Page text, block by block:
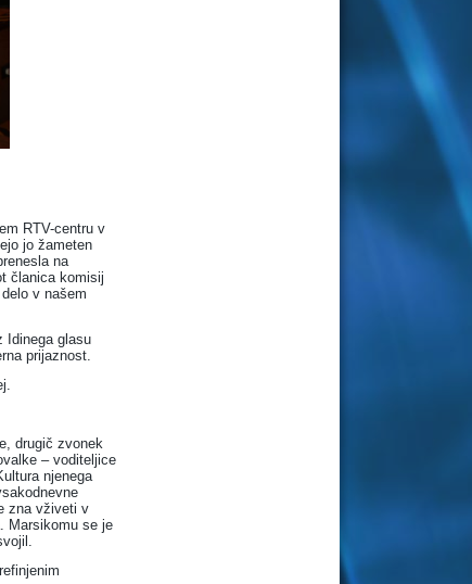
RTV-centru v
jo žameten
na
članica komisij
v našem
Idinega glasu
prijaznost.
drugič zvonek
– voditeljice
njenega
zna vživeti v
Marsikomu se je